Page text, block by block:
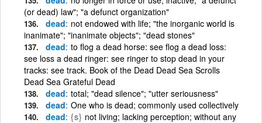
(or dead) law"; "a defunct organization"
dead not endowed with life; "the inorganic world is
inanimate"; "inanimate objects"; "dead stones"
dead to flog a dead horse: see flog a dead loss:
see loss a dead ringer: see ringer to stop dead in your
tracks: see track. Book of the Dead Dead Sea Scrolls
Dead Sea Grateful Dead
dead total; "dead silence"; "utter seriousness"
dead One who is dead; commonly used collectively
dead {s} not living; lacking perception; without any